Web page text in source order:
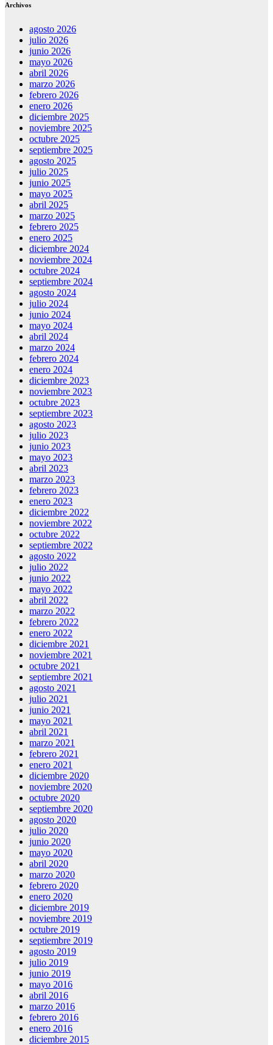
Archivos
agosto 2026
julio 2026
junio 2026
mayo 2026
abril 2026
marzo 2026
febrero 2026
enero 2026
diciembre 2025
noviembre 2025
octubre 2025
septiembre 2025
agosto 2025
julio 2025
junio 2025
mayo 2025
abril 2025
marzo 2025
febrero 2025
enero 2025
diciembre 2024
noviembre 2024
octubre 2024
septiembre 2024
agosto 2024
julio 2024
junio 2024
mayo 2024
abril 2024
marzo 2024
febrero 2024
enero 2024
diciembre 2023
noviembre 2023
octubre 2023
septiembre 2023
agosto 2023
julio 2023
junio 2023
mayo 2023
abril 2023
marzo 2023
febrero 2023
enero 2023
diciembre 2022
noviembre 2022
octubre 2022
septiembre 2022
agosto 2022
julio 2022
junio 2022
mayo 2022
abril 2022
marzo 2022
febrero 2022
enero 2022
diciembre 2021
noviembre 2021
octubre 2021
septiembre 2021
agosto 2021
julio 2021
junio 2021
mayo 2021
abril 2021
marzo 2021
febrero 2021
enero 2021
diciembre 2020
noviembre 2020
octubre 2020
septiembre 2020
agosto 2020
julio 2020
junio 2020
mayo 2020
abril 2020
marzo 2020
febrero 2020
enero 2020
diciembre 2019
noviembre 2019
octubre 2019
septiembre 2019
agosto 2019
julio 2019
junio 2019
mayo 2016
abril 2016
marzo 2016
febrero 2016
enero 2016
diciembre 2015